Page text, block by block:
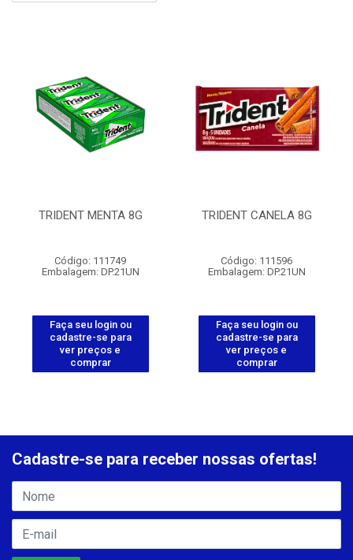
TRIDENT MENTA 8G
Código: 111749
Embalagem: DP.21UN
Faça seu login ou
cadastre-se para
ver preços e
comprar
TRIDENT CANELA 8G
Código: 111596
Embalagem: DP.21UN
Faça seu login ou
cadastre-se para
ver preços e
comprar
Cadastre-se para receber nossas ofertas!